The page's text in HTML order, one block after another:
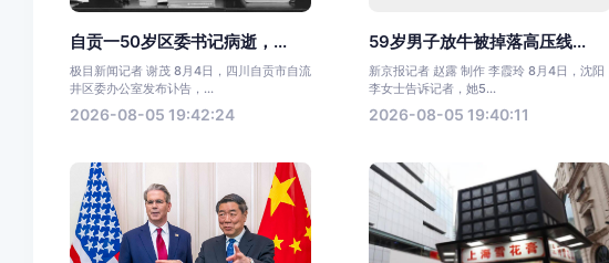
自贡一50岁区委书记病逝，...
极目新闻记者 谢茂 8月4日，四川自贡市自流
井区委办公室发布讣告，...
2026-08-05 19:42:24
59岁男子放牛被掉落高压线...
新京报记者 赵露 制作 李霞玲 8月4日，沈阳
李女士告诉记者，她5...
2026-08-05 19:40:11